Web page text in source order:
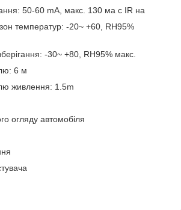
50-60 mA, макс. 130 ма с IR на
температур: -20~ +60, RH95%
-30~ +80, RH95% макс.
6 м
живлення: 1.5m
огляду автомобіля